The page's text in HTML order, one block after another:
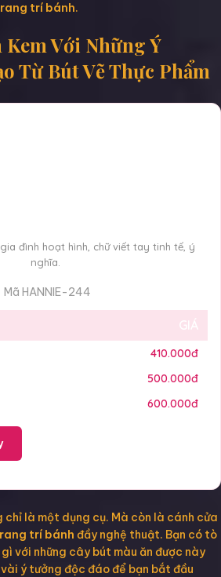
trí bánh.
Với Những Ý
Từ Bút Vẽ Thực Phẩm
đình hoạt hình, chữ viết tay tinh tế, ý
nghĩa.
Mã HANNIE-244
GIÁ
410.000đ
500.000đ
600.000đ
chỉ là một dụng cụ. Mà còn là cánh cửa
trí bánh đầy nghệ thuật. Bạn có tò
với những cây bút màu ăn được này
ý tưởng độc đáo để bạn bắt đầu